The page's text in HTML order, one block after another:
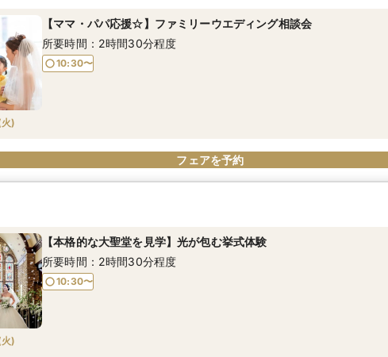
火)
【ママ・パパ応援☆】ファミリーウエディング相談会
所要時間：2時間30分程度
10:30〜
フェアを予約
火)
【本格的な大聖堂を見学】光が包む挙式体験
所要時間：2時間30分程度
10:30〜